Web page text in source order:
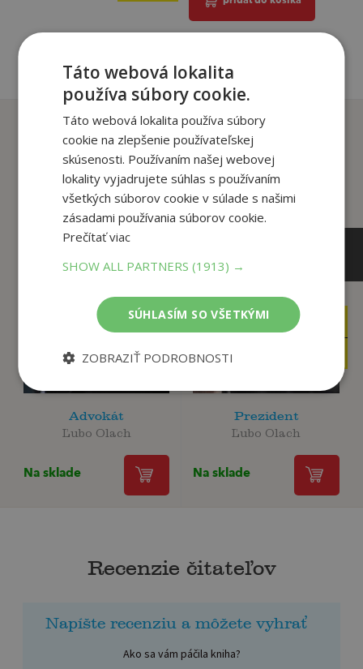
Zákazníci, ktorí si kúpili
tento titul si tiež kúpili
12
4 €
Advokát
Ľubo Olach
Na sklade
12
Prezident
Ľubo Olach
Na sklade
Recenzie čitateľov
Napíšte recenziu a môžete vyhrať
Ako sa vám páčila kniha?
Táto webová lokalita
používa súbory cookie.
Táto webová lokalita používa súbory
cookie na zlepšenie používateľskej
skúsenosti. Používaním našej webovej
lokality vyjadrujete súhlas s používaním
všetkých súborov cookie v súlade s našimi
zásadami používania súborov cookie.
Prečítať viac
SHOW ALL PARTNERS(1913) →
SÚHLASÍM SO VŠETKÝMI
ZOBRAZIŤ PODROBNOSTI